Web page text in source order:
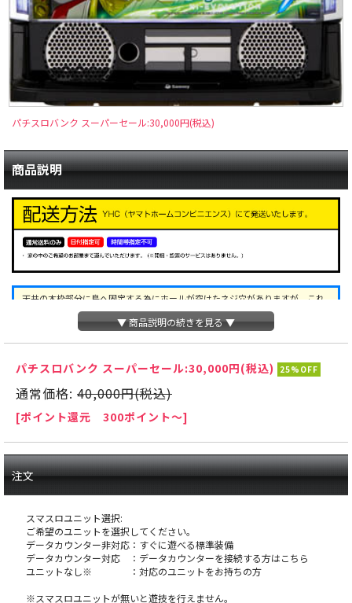
パチスロバンク スーパーセール:30,000円(税込)
商品説明
天井の木枠部分に島へ固定する為にホールが空けたネジ穴がありますが、これ
は修復できない部分ですので予めご了承下さい。
オプションに関するご注意
※スマスロユニットとは：コイン不要機のように実
機にクレジットを入れるための装置です。
▼ 商品説明の続きを見る ▼
パチスロバンク スーパーセール:30,000円(税込) 25%OFF
通常価格: 40,000円(税込)
[ポイント還元 300ポイント～]
注文
スマスロユニット選択:
ご希望のユニットを選択してください。
データカウンター非対応：すぐに遊べる標準装備
データカウンター対応 ：データカウンターを接続する方はこちら
ユニットなし※ ：対応のユニットをお持ちの方
※スマスロユニットが無いと遊技を行えません。